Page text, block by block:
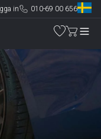
in 010-69 00 656